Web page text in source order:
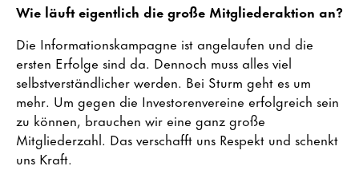
Wie läuft eigentlich die große Mitgliederaktion an?
Die Informationskampagne ist angelaufen und die
ersten Erfolge sind da. Dennoch muss alles viel
selbstverständlicher werden. Bei Sturm geht es um
mehr. Um gegen die Investorenvereine erfolgreich sein
zu können, brauchen wir eine ganz große
Mitgliederzahl. Das verschafft uns Respekt und schenkt
uns Kraft.